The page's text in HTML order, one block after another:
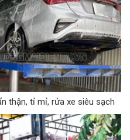
thận, tỉ mỉ, rửa xe siêu sạch